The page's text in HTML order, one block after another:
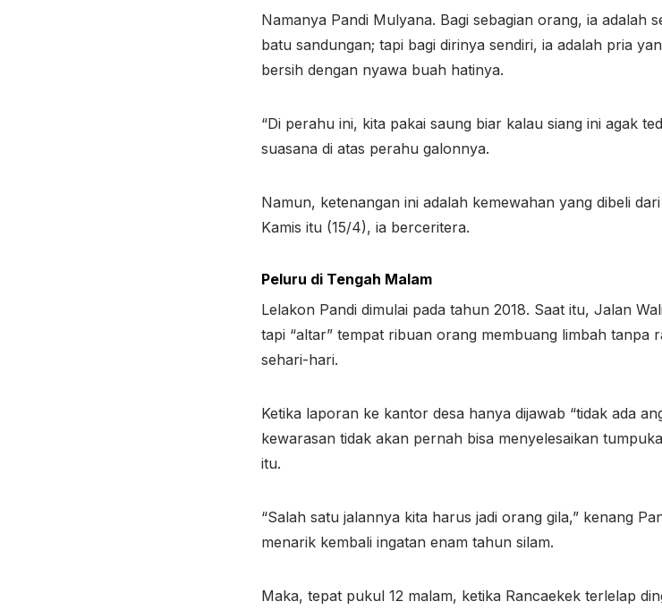
Namanya Pandi Mulyana. Bagi sebagian orang, ia adalah
batu sandungan; tapi bagi dirinya sendiri, ia adalah pria
bersih dengan nyawa buah hatinya.
“Di perahu ini, kita pakai saung biar kalau siang ini agak
suasana di atas perahu galonnya.
Namun, ketenangan ini adalah kemewahan yang dibeli
Kamis itu (15/4), ia berceritera.
Peluru di Tengah Malam
Lelakon Pandi dimulai pada tahun 2018. Saat itu, Jalan
tapi “altar” tempat ribuan orang membuang limbah tanpa
sehari-hari.
Ketika laporan ke kantor desa hanya dijawab “tidak ada
kewarasan tidak akan pernah bisa menyelesaikan
itu.
“Salah satu jalannya kita harus jadi orang gila,” kenang
menarik kembali ingatan enam tahun silam.
Maka, tepat pukul 12 malam, ketika Rancaekek terlelap